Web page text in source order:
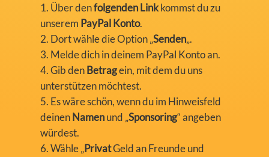
Über denfolgenden Linkkommst du zu
unserem PayPal Konto.
Dort wähle die Option „Senden„.
Melde dich in deinem PayPal Konto an.
Gib denBetragein, mit dem du uns
unterstützen möchtest.
Es wäre schön, wenn du im Hinweisfeld
deinenNamenund „Sponsoring“ angeben
würdest.
Wähle „PrivatGeld an Freunde und